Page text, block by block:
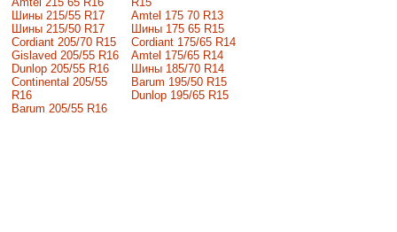
Шины 215/55 R17
Шины 215/50 R17
Сordiant 205/70 R15
Gislaved 205/55 R16
Dunlop 205/55 R16
Continental 205/55
R16
Barum 205/55 R16
Amtel 175 70 R13
Шины 175 65 R15
Cordiant 175/65 R14
Amtel 175/65 R14
Шины 185/70 R14
Barum 195/50 R15
Dunlop 195/65 R15